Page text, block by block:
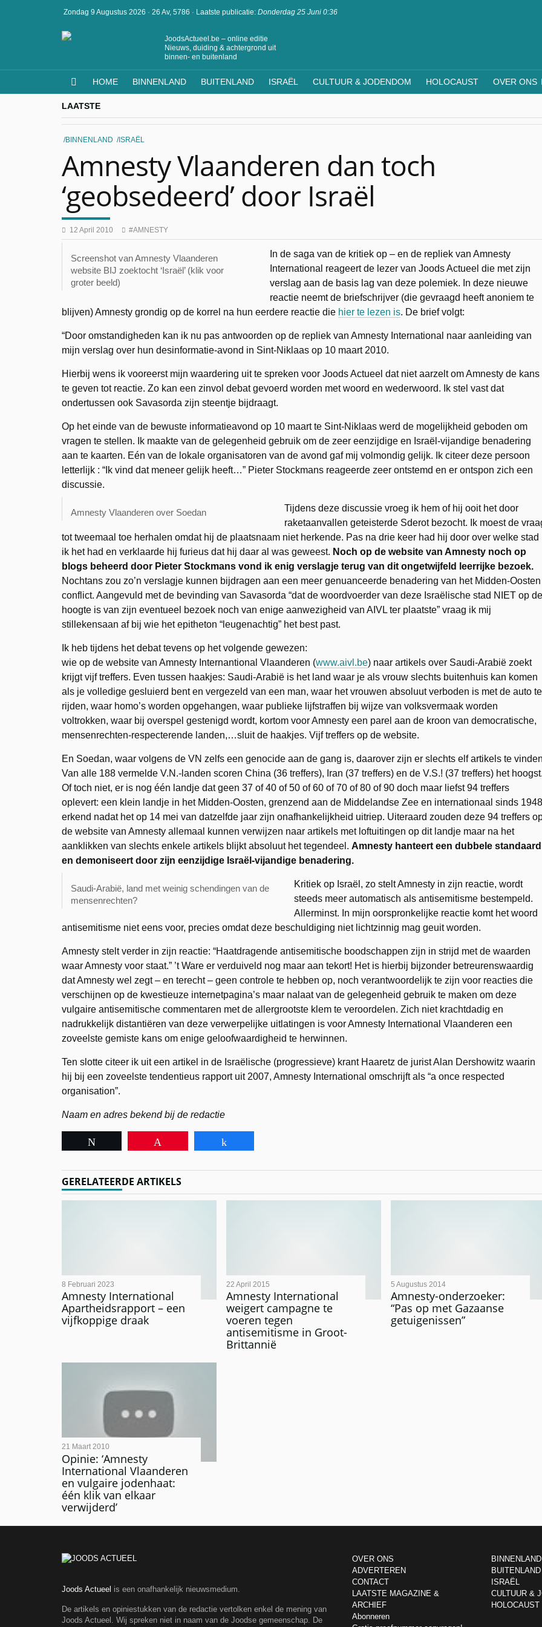
Zondag 9 Augustus 2026 · 26 Av, 5786 · Laatste publicatie: Donderdag 25 Juni 0:36
JoodsActueel.be – online editie
Nieuws, duiding & achtergrond uit
binnen- en buitenland
HOME BINNENLAND BUITENLAND ISRAËL CULTUUR & JODENDOM HOLOCAUST OVER ONS
LAATSTE
BINNENLAND ISRAËL
Amnesty Vlaanderen dan toch
‘geobsedeerd’ door Israël
12 April 2010 AMNESTY
Screenshot van Amnesty Vlaanderen
website BIJ zoektocht ‘Israël’ (klik voor
groter beeld)
In de saga van de kritiek op – en de repliek van Amnesty
International reageert de lezer van Joods Actueel die met zijn
verslag aan de basis lag van deze polemiek. In deze nieuwe
reactie neemt de briefschrijver (die gevraagd heeft anoniem te
blijven) Amnesty grondig op de korrel na hun eerdere reactie die hier te lezen is. De brief volgt:
“Door omstandigheden kan ik nu pas antwoorden op de repliek van Amnesty International naar aanleiding van
mijn verslag over hun desinformatie-avond in Sint-Niklaas op 10 maart 2010.
Hierbij wens ik vooreerst mijn waardering uit te spreken voor Joods Actueel dat niet aarzelt om Amnesty de kans
te geven tot reactie. Zo kan een zinvol debat gevoerd worden met woord en wederwoord. Ik stel vast dat
ondertussen ook Savasorda zijn steentje bijdraagt.
Op het einde van de bewuste informatieavond op 10 maart te Sint-Niklaas werd de mogelijkheid geboden om
vragen te stellen. Ik maakte van de gelegenheid gebruik om de zeer eenzijdige en Israël-vijandige benadering
aan te kaarten. Eén van de lokale organisatoren van de avond gaf mij volmondig gelijk. Ik citeer deze persoon
letterlijk : “Ik vind dat meneer gelijk heeft…” Pieter Stockmans reageerde zeer ontstemd en er ontspon zich een
discussie.
Amnesty Vlaanderen over Soedan
Tijdens deze discussie vroeg ik hem of hij ooit het door
raketaanvallen geteisterde Sderot bezocht. Ik moest de
tot tweemaal toe herhalen omdat hij de plaatsnaam niet herkende. Pas na drie keer had hij door over welke stad
ik het had en verklaarde hij furieus dat hij daar al was geweest. Noch op de website van Amnesty noch op
blogs beheerd door Pieter Stockmans vond ik enig verslagje terug van dit ongetwijfeld leerrijke bezoek.
Nochtans zou zo’n verslagje kunnen bijdragen aan een meer genuanceerde benadering van het Midden-Oosten
conflict. Aangevuld met de bevinding van Savasorda “dat de woordvoerder van deze Israëlische stad NIET op de
hoogte is van zijn eventueel bezoek noch van enige aanwezigheid van AIVL ter plaatste” vraag ik mij
stillekensaan af bij wie het epitheton “leugenachtig” het best past.
Ik heb tijdens het debat tevens op het volgende gewezen:
wie op de website van Amnesty Internantional Vlaanderen (www.aivl.be) naar artikels over Saudi-Arabië zoekt
krijgt vijf treffers. Even tussen haakjes: Saudi-Arabië is het land waar je als vrouw slechts buitenhuis kan komen
als je volledige gesluierd bent en vergezeld van een man, waar het vrouwen absoluut verboden is met de auto te
rijden, waar homo’s worden opgehangen, waar publieke lijfstraffen bij wijze van volksvermaak worden
voltrokken, waar bij overspel gestenigd wordt, kortom voor Amnesty een parel aan de kroon van democratische,
mensenrechten-respecterende landen,…sluit de haakjes. Vijf treffers op de website.
En Soedan, waar volgens de VN zelfs een genocide aan de gang is, daarover zijn er slechts elf artikels te
Van alle 188 vermelde V.N.-landen scoren China (36 treffers), Iran (37 treffers) en de V.S.! (37 treffers) het
Of toch niet, er is nog één landje dat geen 37 of 40 of 50 of 60 of 70 of 80 of 90 doch maar liefst 94 treffers
oplevert: een klein landje in het Midden-Oosten, grenzend aan de Middelandse Zee en internationaal sinds 1948
erkend nadat het op 14 mei van datzelfde jaar zijn onafhankelijkheid uitriep. Uiteraard zouden deze 94 treffers
de website van Amnesty allemaal kunnen verwijzen naar artikels met loftuitingen op dit landje maar na het
aanklikken van slechts enkele artikels blijkt absoluut het tegendeel. Amnesty hanteert een dubbele standaard
en demoniseert door zijn eenzijdige Israël-vijandige benadering.
Saudi-Arabië, land met weinig schendingen van de
mensenrechten?
Kritiek op Israël, zo stelt Amnesty in zijn reactie, wordt
steeds meer automatisch als antisemitisme bestempeld.
Allerminst. In mijn oorspronkelijke reactie komt het woord
antisemitisme niet eens voor, precies omdat deze beschuldiging niet lichtzinnig mag geuit worden.
Amnesty stelt verder in zijn reactie: “Haatdragende antisemitische boodschappen zijn in strijd met de waarden
waar Amnesty voor staat.” ’t Ware er verduiveld nog maar aan tekort! Het is hierbij bijzonder betreurenswaardig
dat Amnesty wel zegt – en terecht – geen controle te hebben op, noch verantwoordelijk te zijn voor reacties die
verschijnen op de kwestieuze internetpagina’s maar nalaat van de gelegenheid gebruik te maken om deze
vulgaire antisemitische commentaren met de allergrootste klem te veroordelen. Zich niet krachtdadig en
nadrukkelijk distantiëren van deze verwerpelijke uitlatingen is voor Amnesty International Vlaanderen een
zoveelste gemiste kans om enige geloofwaardigheid te herwinnen.
Ten slotte citeer ik uit een artikel in de Israëlische (progressieve) krant Haaretz de jurist Alan Dershowitz waarin
hij bij een zoveelste tendentieus rapport uit 2007, Amnesty International omschrijft als “a once respected
organisation”.
Naam en adres bekend bij de redactie
GERELATEERDE ARTIKELS
Amnesty International
Apartheidsrapport – een
vijfkoppige draak
8 Februari 2023
Amnesty International
weigert campagne te
voeren tegen
antisemitisme in Groot-
Brittannië
22 April 2015
Amnesty-onderzoeker:
“Pas op met Gazaanse
getuigenissen”
5 Augustus 2014
Opinie: ‘Amnesty
International Vlaanderen
en vulgaire jodenhaat:
één klik van elkaar
verwijderd’
21 Maart 2010
Joods Actueel is een onafhankelijk nieuwsmedium.
De artikels en opiniestukken van de redactie vertolken enkel de mening van
Joods Actueel. Wij spreken niet in naam van de Joodse gemeenschap. De
OVER ONS
ADVERTEREN
CONTACT
LAATSTE MAGAZINE &
ARCHIEF
Abonneren
BINNENLAND
BUITENLAND
ISRAËL
CULTUUR &
HOLOCAUST